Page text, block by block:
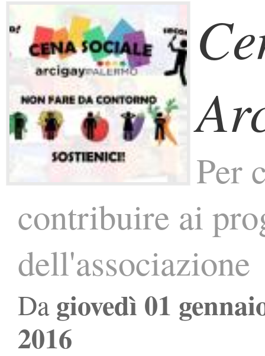
Per
contribuire ai
dell'associazione
Dagiovedì 01
2016